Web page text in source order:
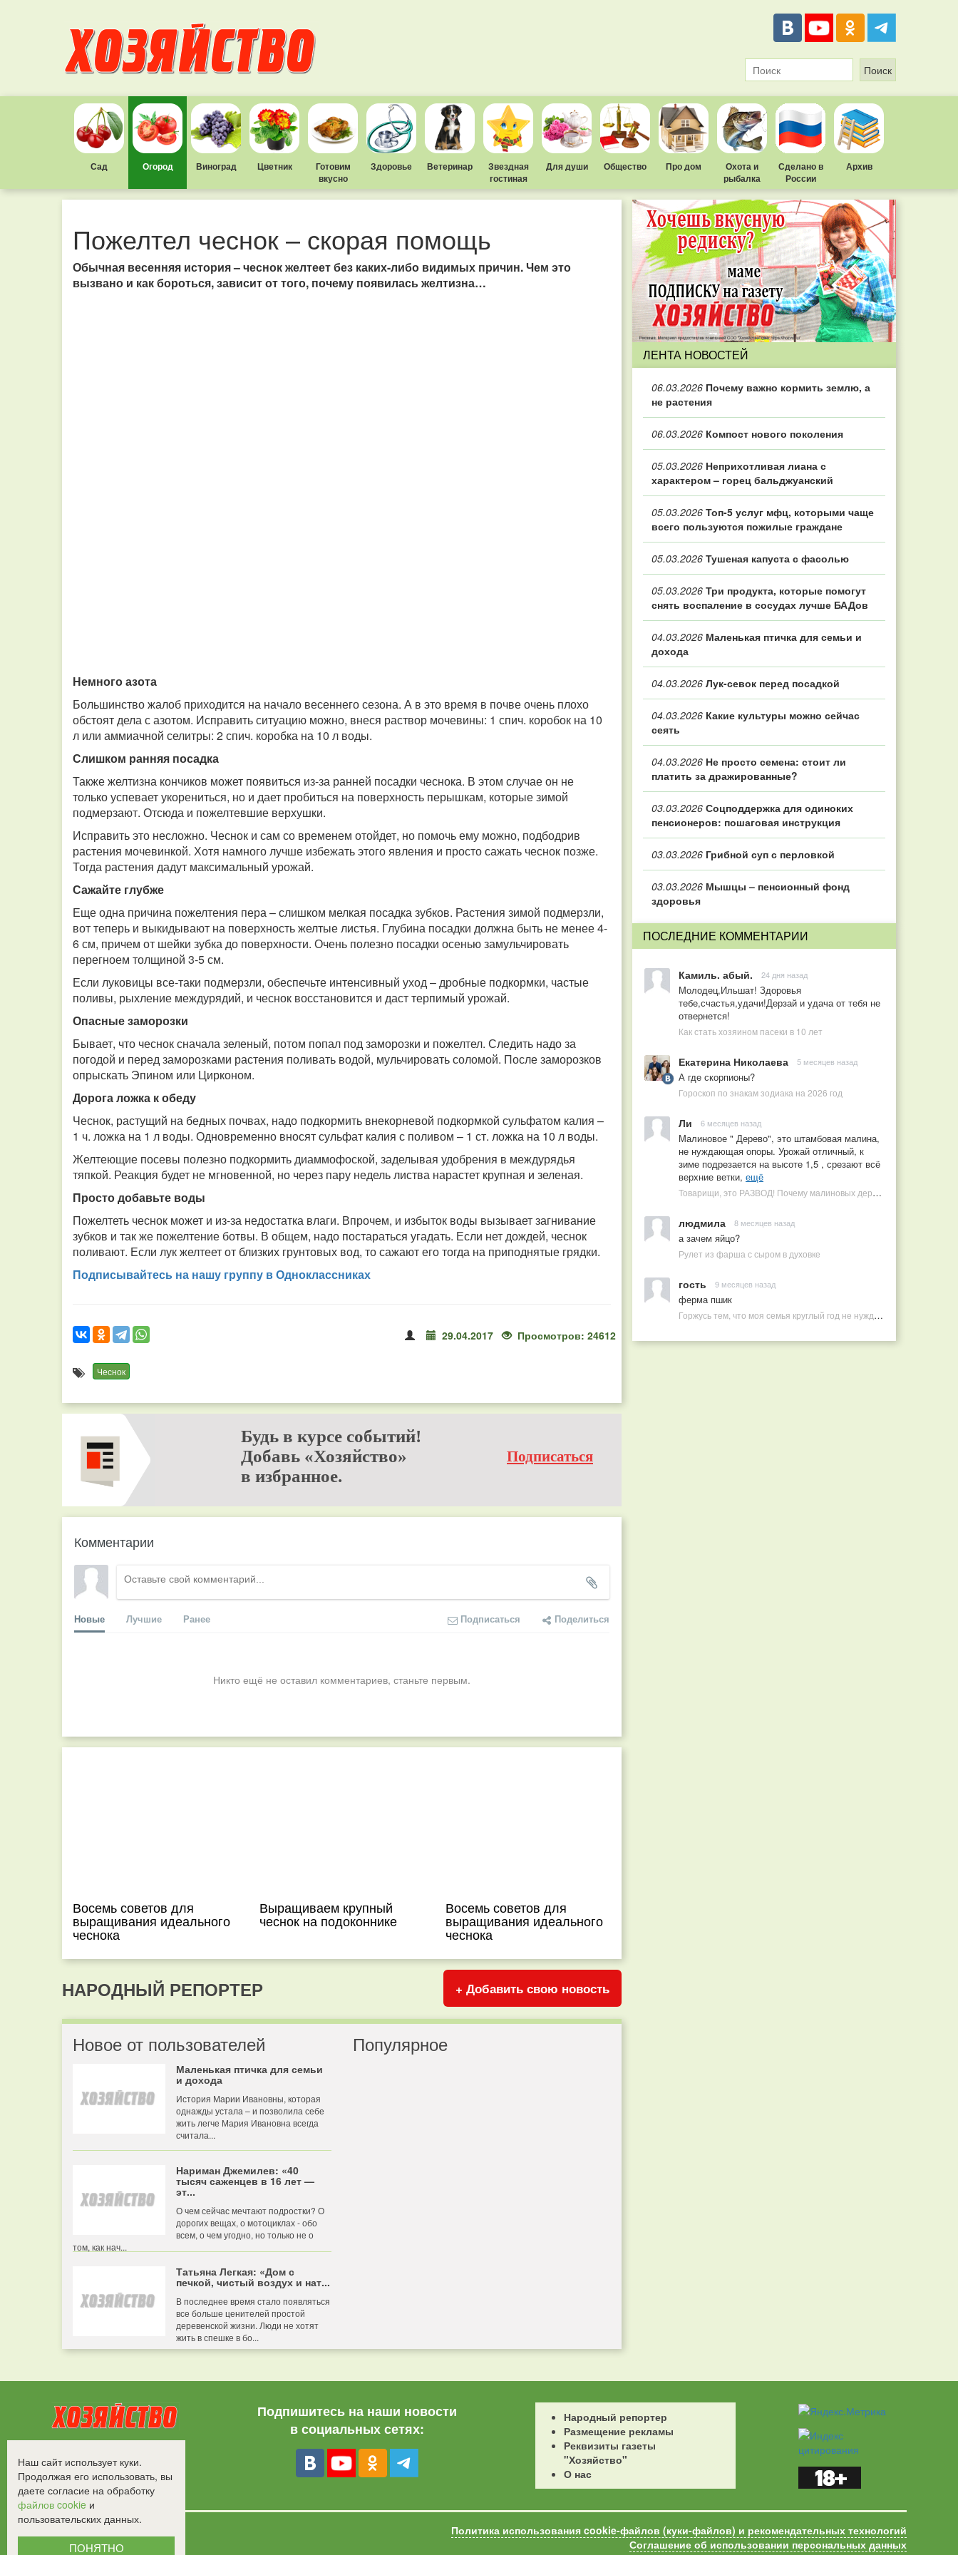
Сад Огород Виноград Цветник
Готовим
вкусно
Здоровье Ветеринар
Звездная
гостиная
Для души Общество Про дом
Охота и
рыбалка
Сделано в
России
Архив
Пожелтел чеснок – скорая помощь
Обычная весенняя история – чеснок желтеет без каких-либо видимых причин. Чем это
вызвано и как бороться, зависит от того, почему появилась желтизна…
Немного азота
Большинство жалоб приходится на начало весеннего сезона. А в это время в почве очень плохо
обстоят дела с азотом. Исправить ситуацию можно, внеся раствор мочевины: 1 спич. коробок на 10
л или аммиачной селитры: 2 спич. коробка на 10 л воды.
Слишком ранняя посадка
Также желтизна кончиков может появиться из-за ранней посадки чеснока. В этом случае он не
только успевает укорениться, но и дает пробиться на поверхность перышкам, которые зимой
подмерзают. Отсюда и пожелтевшие верхушки.
Исправить это несложно. Чеснок и сам со временем отойдет, но помочь ему можно, подбодрив
растения мочевинкой. Хотя намного лучше избежать этого явления и просто сажать чеснок позже.
Тогда растения дадут максимальный урожай.
Сажайте глубже
Еще одна причина пожелтения пера – слишком мелкая посадка зубков. Растения зимой подмерзли,
вот теперь и выкидывают на поверхность желтые листья. Глубина посадки должна быть не менее 4-
6 см, причем от шейки зубка до поверхности. Очень полезно посадки осенью замульчировать
перегноем толщиной 3-5 см.
Если луковицы все-таки подмерзли, обеспечьте интенсивный уход – дробные подкормки, частые
поливы, рыхление междурядий, и чеснок восстановится и даст терпимый урожай.
Опасные заморозки
Бывает, что чеснок сначала зеленый, потом попал под заморозки и пожелтел. Следить надо за
погодой и перед заморозками растения поливать водой, мульчировать соломой. После заморозков
опрыскать Эпином или Цирконом.
Дорога ложка к обеду
Чеснок, растущий на бедных почвах, надо подкормить внекорневой подкормкой сульфатом калия –
1 ч. ложка на 1 л воды. Одновременно вносят сульфат калия с поливом – 1 ст. ложка на 10 л воды.
Желтеющие посевы полезно подкормить диаммофоской, заделывая удобрения в междурядья
тяпкой. Реакция будет не мгновенной, но через пару недель листва нарастет крупная и зеленая.
Просто добавьте воды
Пожелтеть чеснок может и из-за недостатка влаги. Впрочем, и избыток воды вызывает загнивание
зубков и так же пожелтение ботвы. В общем, надо постараться угадать. Если нет дождей, чеснок
поливают. Если лук желтеет от близких грунтовых вод, то сажают его тогда на приподнятые грядки.
Подписывайтесь на нашу группу в Одноклассниках
29.04.2017 Просмотров: 24612
Чеснок
Будь в курсе событий!
Добавь «Хозяйство»
в избранное.
Подписаться
Комментарии
Новые Лучшие Ранее Подписаться Поделиться
Никто ещё не оставил комментариев, станьте первым.
Восемь советов для
выращивания идеального
чеснока
Выращиваем крупный
чеснок на подоконнике
Восемь советов для
выращивания идеального
чеснока
НАРОДНЫЙ РЕПОРТЕР + Добавить свою новость
Новое от пользователей
Маленькая птичка для семьи
и дохода
История Марии Ивановны, которая
однажды устала – и позволила себе
жить легче Мария Ивановна всегда
считала...
Нариман Джемилев: «40
тысяч саженцев в 16 лет —
эт...
О чем сейчас мечтают подростки? О
дорогих вещах, о мотоциклах - обо
всем, о чем угодно, но только не о
том, как нач...
Татьяна Легкая: «Дом с
печкой, чистый воздух и нат...
В последнее время стало появляться
все больше ценителей простой
деревенской жизни. Люди не хотят
жить в спешке в бо...
Популярное
ЛЕНТА НОВОСТЕЙ
06.03.2026 Почему важно кормить землю, а
не растения
06.03.2026 Компост нового поколения
05.03.2026 Неприхотливая лиана с
характером – горец бальджуанский
05.03.2026 Топ‑5 услуг мфц, которыми чаще
всего пользуются пожилые граждане
05.03.2026 Тушеная капуста с фасолью
05.03.2026 Три продукта, которые помогут
снять воспаление в сосудах лучше БАДов
04.03.2026 Маленькая птичка для семьи и
дохода
04.03.2026 Лук-севок перед посадкой
04.03.2026 Какие культуры можно сейчас
сеять
04.03.2026 Не просто семена: стоит ли
платить за дражированные?
03.03.2026 Соцподдержка для одиноких
пенсионеров: пошаговая инструкция
03.03.2026 Грибной суп с перловкой
03.03.2026 Мышцы – пенсионный фонд
здоровья
ПОСЛЕДНИЕ КОММЕНТАРИИ
Камиль. абый. 24 дня назад
Молодец,Ильшат! Здоровья
тебе,счастья,удачи!Дерзай и удача от тебя не
отвернется!
Как стать хозяином пасеки в 10 лет
Екатерина Николаева 5 месяцев назад
А где скорпионы?
Гороскоп по знакам зодиака на 2026 год
Ли 6 месяцев назад
Малиновое " Дерево", это штамбовая малина,
не нуждающая опоры. Урожай отличный, к
зиме подрезается на высоте 1,5 , срезают всё
верхние ветки, ещё
Товарищи, это РАЗВОД! Почему малиновых деревьев не бывает, или Как ушлые продавцы наживаются на мечтах садоводов
людмила 8 месяцев назад
а зачем яйцо?
Рулет из фарша с сыром в духовке
гость 9 месяцев назад
ферма пшик
Горжусь тем, что моя семья круглый год не нуждается в покупных витаминах
Все права защищены.
©2008-2017 - "Хозяйство"
Подпишитесь на наши новости
в социальных сетях:
Народный репортер
Размещение рекламы
Реквизиты газеты
"Хозяйство"
О нас
Политика использования cookie-файлов (куки-файлов) и рекомендательных технологий
Соглашение об использовании персональных данных
Наш сайт использует куки.
Продолжая его использовать, вы
даете согласие на обработку
файлов cookie и
пользовательских данных.
ПОНЯТНО